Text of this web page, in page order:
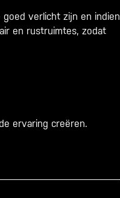
verlicht zijn en indien
en rustruimtes, zodat
ervaring creëren.